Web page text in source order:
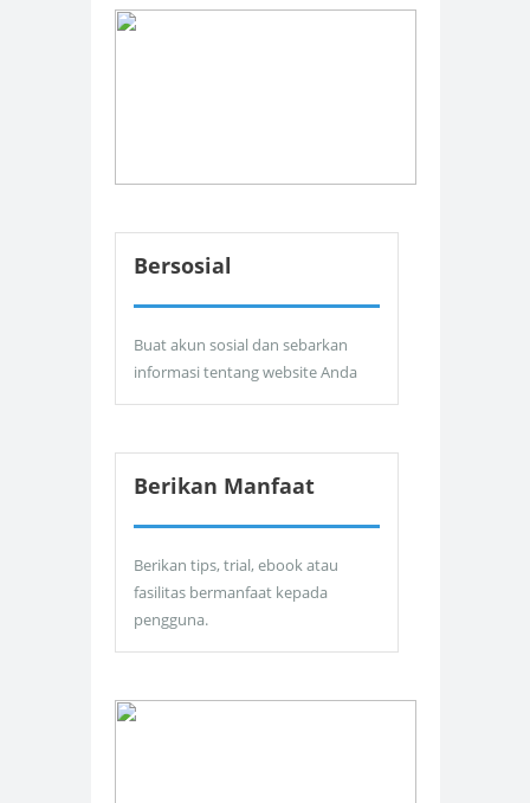
Bersosial
Buat akun sosial dan sebarkan
informasi tentang website Anda
Berikan Manfaat
Berikan tips, trial, ebook atau
fasilitas bermanfaat kepada
pengguna.